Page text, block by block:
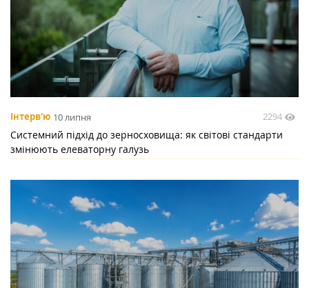
Інтерв'ю 10 липня 2294
Системний підхід до зерносховища: як світові стандарти
змінюють елеваторну галузь